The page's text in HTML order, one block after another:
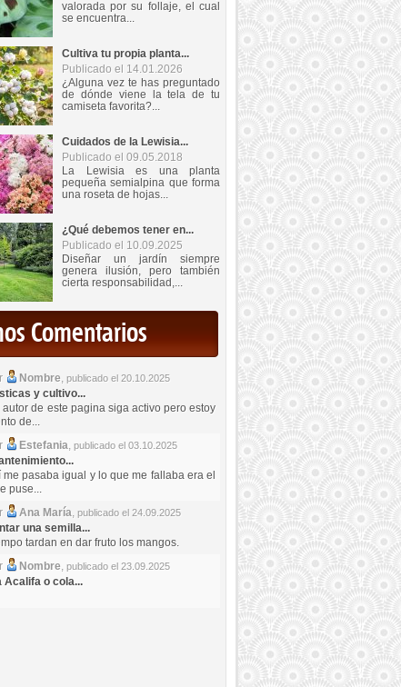
valorada por su follaje, el cual
se encuentra...
Cultiva tu propia planta...
Publicado el 14.01.2026
¿Alguna vez te has preguntado
de dónde viene la tela de tu
camiseta favorita?...
Cuidados de la Lewisia...
Publicado el 09.05.2018
La Lewisia es una planta
pequeña semialpina que forma
una roseta de hojas...
¿Qué debemos tener en...
Publicado el 10.09.2025
Diseñar un jardín siempre
genera ilusión, pero también
cierta responsabilidad,...
Comentarios
Nombre, publicado el 20.10.2025
y cultivo...
autor de este pagina siga activo pero estoy
de...
Estefania, publicado el 03.10.2025
me pasaba igual y lo que me fallaba era el
puse...
Ana María, publicado el 24.09.2025
una semilla...
tardan en dar fruto los mangos.
Nombre, publicado el 23.09.2025
Acalifa o cola...